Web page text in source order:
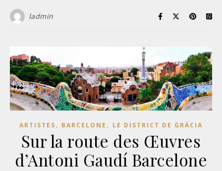
ladmin
ARTISTES, BARCELONE , LE DISTRICT DE GRÁCIA
Sur la route des Œuvres
d’Antoni Gaudí Barcelone